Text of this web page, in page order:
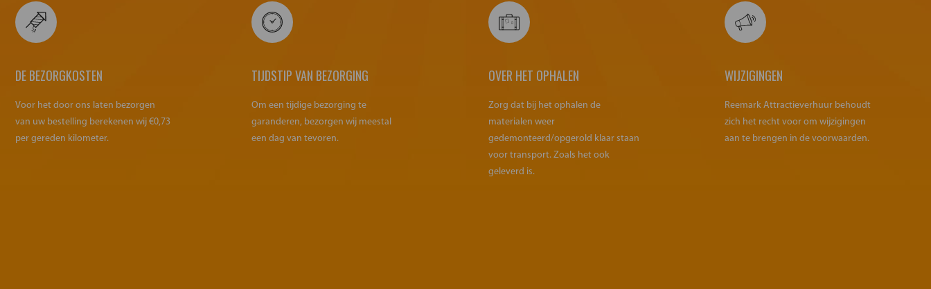
DE BEZORGKOSTEN
Voor het door ons laten bezorgen
van uw bestelling berekenen wij €0,73
per gereden kilometer.
TIJDSTIP VAN BEZORGING
Om een tijdige bezorging te
garanderen, bezorgen wij meestal
een dag van tevoren.
OVER HET OPHALEN
Zorg dat bij het ophalen de
materialen weer
gedemonteerd/opgerold klaar staan
voor transport. Zoals het ook
geleverd is.
WIJZIGINGEN
Reemark Attractieverhuur behoudt
zich het recht voor om wijzigingen
aan te brengen in de voorwaarden.